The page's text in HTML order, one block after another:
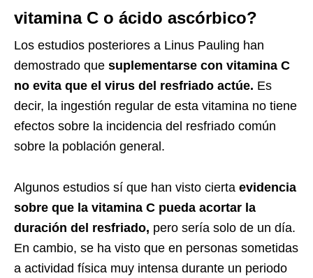
vitamina C o ácido ascórbico?
Los estudios posteriores a Linus Pauling han
demostrado que suplementarse con vitamina C
no evita que el virus del resfriado actúe. Es
decir, la ingestión regular de esta vitamina no tiene
efectos sobre la incidencia del resfriado común
sobre la población general.
Algunos estudios sí que han visto cierta evidencia
sobre que la vitamina C pueda acortar la
duración del resfriado, pero sería solo de un día.
En cambio, se ha visto que en personas sometidas
a actividad física muy intensa durante un periodo